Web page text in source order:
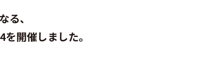
る、
開催しました。